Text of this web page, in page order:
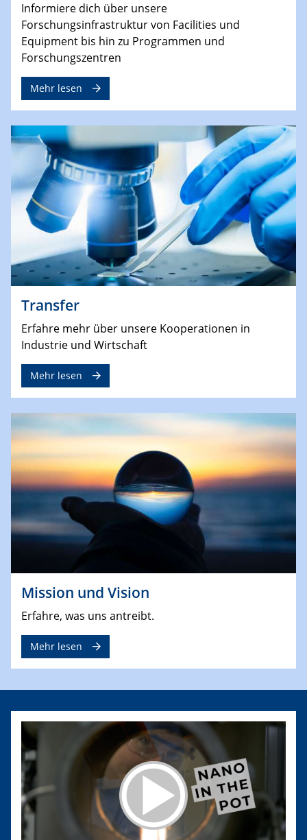
Informiere dich über unsere
Forschungsinfrastruktur von Facilities und
Equipment bis hin zu Programmen und
Forschungszentren
Mehr lesen
Transfer
Erfahre mehr über unsere Kooperationen in
Industrie und Wirtschaft
Mehr lesen
Mission und Vision
Erfahre, was uns antreibt.
Mehr lesen